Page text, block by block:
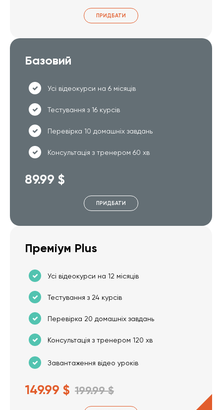
ПРИДБАТИ
Базовий
Усі відеокурси на 6 місяців
Тестування з 16 курсів
Перевірка 10 домашніх завдань
Консультація з тренером 60 хв
89.99 $
ПРИДБАТИ
Преміум Plus
Усі відеокурси на 12 місяців
Тестування з 24 курсів
Перевірка 20 домашніх завдань
Консультація з тренером 120 хв
Завантаження відео уроків
149.99 $ 199.99 $